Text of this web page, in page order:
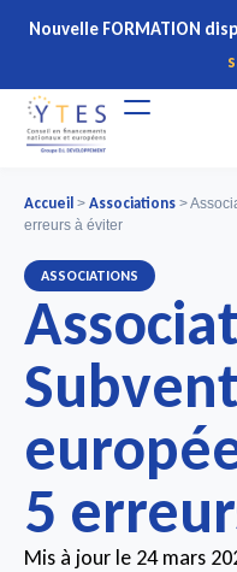
Nouvelle FORMATION
Accueil > Associations >
erreurs à éviter
ASSOCIATIONS
5
Mis à jour le 24 mars